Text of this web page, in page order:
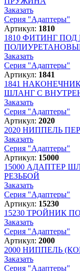
Заказать
Серия "Адаптеры"
Артикул: 1810
1810 ФИТИНГ ПОД
Заказать
Серия "Адаптеры"
Артикул: 1841
1841
ШЛАНГ С
Заказать
Серия "Адаптеры"
Артикул: 2020
2020 НИППЕЛЬ
Заказать
Серия "Адаптеры"
Артикул: 15000
15000 АДАПТЕР
РЕЗЬБОЙ
Заказать
Серия "Адаптеры"
Артикул: 15230
15230 ТРОЙНИК
Заказать
Серия "Адаптеры"
Артикул: 2000
2000 НИППЕЛЬ
Заказать
Серия "Адаптеры"